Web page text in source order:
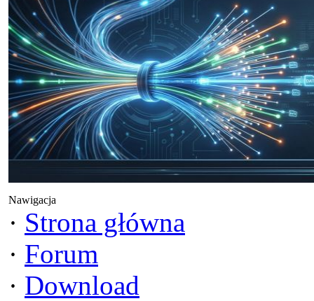
Nawigacja
· Strona główna
· Forum
· Download